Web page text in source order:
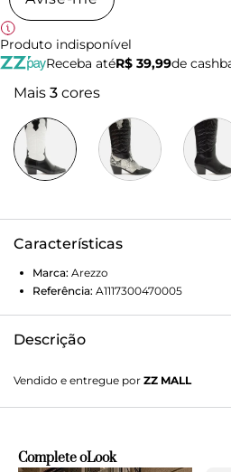
Produto indisponível
Receba atéR$ 39,99de
Mais 3 cores
Características
Marca: Arezzo
Referência: A1117300470005
Descrição
salto baixo bloco em fachete e
western no cabedal e cano. Não
Vendido e entregue por ZZ MALL
Complete oLook